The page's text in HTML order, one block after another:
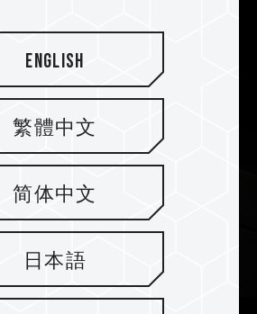
English
繁體中文
简体中文
日本語